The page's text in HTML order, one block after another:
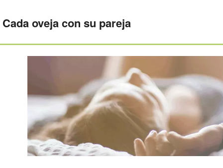
Cada oveja con su pareja